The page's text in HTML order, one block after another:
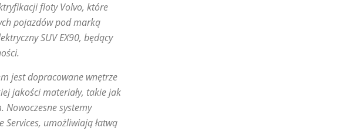
floty Volvo, które
pojazdów pod marką
SUV EX90, będący
jest dopracowane wnętrze
jakości materiały, takie jak
systemy
umożliwiają łatwą